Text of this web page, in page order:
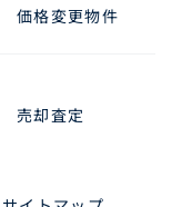
価格変更物件
売却査定